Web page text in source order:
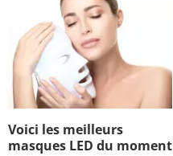
Voici les meilleurs
masques LED du moment